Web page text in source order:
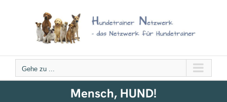
Gehe zu ...
Mensch, HUND!